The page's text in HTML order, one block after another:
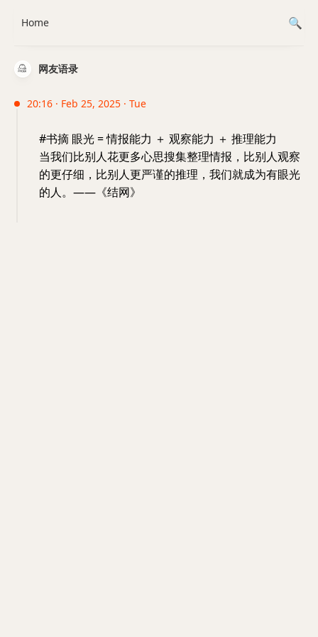
网友语录
20:16 · Feb 25, 2025 · Tue
#书摘 眼光 = 情报能力 ＋ 观察能力 ＋ 推理能力
当我们比别人花更多心思搜集整理情报，比别人观察
的更仔细，比别人更严谨的推理，我们就成为有眼光
的人。——《结网》
Home